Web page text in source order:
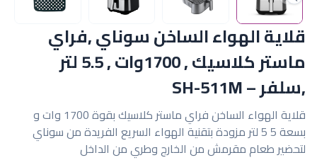
قلاية الهواء الساخن سوناي ,فراي
ماستر كلاسيك , 1700وات , 5.5 لتر
,سلفر – SH-511M
قلاية الهواء الساخن فراي ماستر كلاسيك بقوة 1700 وات و
بسعة 5 5 لتر مزودة بتقنية الهواء السريع الفريدة من سوناي
لتحضير طعام مقرمش من الخارج وطري من الداخل